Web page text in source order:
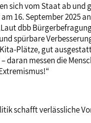
sich vom Staat ab
am 16. September 2025
dbb
spürbare
Plätze, gut
daran messen die
schafft verlässliche